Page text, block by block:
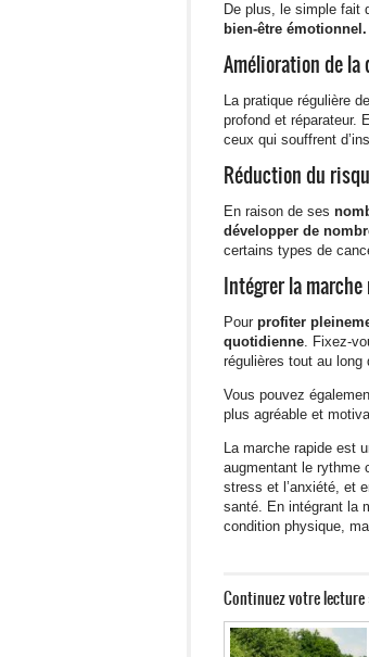
De plus, le simple fait
bien-être émotionnel.
Amélioration de
La pratique régulière
profond et réparateur.
ceux qui souffrent
Réduction du
En raison de ses
développer de
certains types de
Intégrer la
Pour profiter
quotidienne. Fixez-
régulières tout au long
Vous pouvez
plus agréable et
La marche rapide est
augmentant le rythme
stress et l’anxiété, et
santé. En intégrant la
condition physique,
Continuez votre lecture